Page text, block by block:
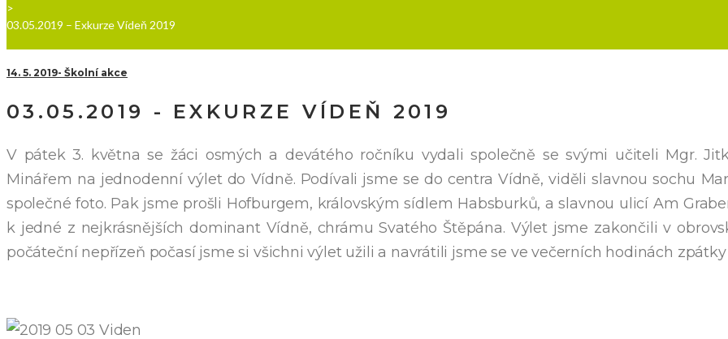
>
03.05.2019 – Exkurze Vídeň 2019
14. 5. 2019 Školní akce
03.05.2019 - EXKURZE VÍDEŇ 2019
V pátek 3. května se žáci osmých a devátého ročníku vydali společně se svými učiteli Mgr.
Minářem na jednodenní výlet do Vídně. Podívali jsme se do centra Vídně, viděli slavnou sochu
společné foto. Pak jsme prošli Hofburgem, královským sídlem Habsburků, a slavnou ulicí Am
k jedné z nejkrásnějších dominant Vídně, chrámu Svatého Štěpána. Výlet jsme zakončili v
počáteční nepřízeň počasí jsme si všichni výlet užili a navrátili jsme se ve večerních hodinách